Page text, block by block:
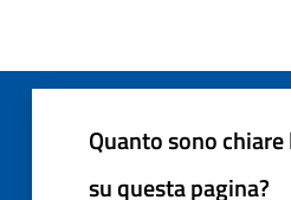
Quanto sono
su questa pagina?